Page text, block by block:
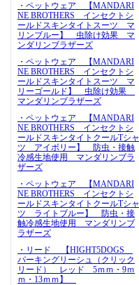
・ペットウェア 【MANDARI
NE BROTHERS インセクトシ
ールドスキンタイトスーツ マ
リンブルー】 虫除け効果 マ
ンダリンブラザーズ
・ペットウェア 【MANDARI
NE BROTHERS インセクトシ
ールドスキンタイトスーツ マ
リーゴールド】 虫除け効果
マンダリンブラザーズ
・ペットウェア 【MANDARI
NE BROTHERS インセクトシ
ールドスキンタイトクールTシャ
ツ アイボリー】 防虫・接触
冷感生地使用 マンダリンブラ
ザーズ
・ペットウェア 【MANDARI
NE BROTHERS インセクトシ
ールドスキンタイトクールTシャ
ツ ライトブルー】 防虫・接
触冷感生地使用 マンダリンブ
ラザーズ
・リード 【HIGHT5DOGS
パーキングリーシュ（クリック
リード） レッド 5ｍｍ・9ｍ
ｍ・13ｍｍ】